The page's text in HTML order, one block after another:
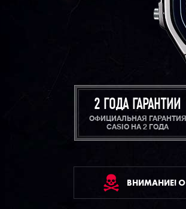
2 ГОДА ГАРАНТИИ
ОФИЦИАЛЬНАЯ ГАРАНТИЯ
CASIO НА 2 ГОДА
ВНИМАНИЕ!